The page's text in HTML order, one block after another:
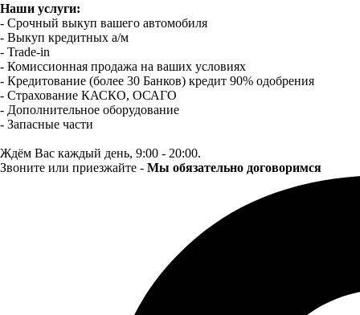
Наши услуги:
- Срочный выкуп вашего автомобиля
- Выкуп кредитных а/м
- Trade-in
- Комиссионная продажа на ваших условиях
- Кредитование (более 30 Банков) кредит 90% одобрения
- Страхование КАСКО, ОСАГО
- Дополнительное оборудование
- Запасные части
Ждём Вас каждый день, 9:00 - 20:00.
Звоните или приезжайте - Мы обязательно договоримся